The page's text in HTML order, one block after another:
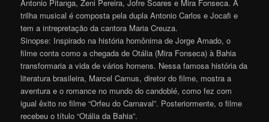
Antonio Pitanga, Zeni Pereira, Jofre Soares e Mira Fonseca. A
trilha musical é composta pela dupla Antonio Carlos e Jocafi e
tem a intrepretação da cantora Maria Creuza.
Sinopse: Inspirado na história homônima de Jorge Amado, o
filme conta como a chegada de Otália (Mira Fonseca) à Bahia
transformaria a vida de vários homens. Nessa famosa história da
literatura brasileira, Marcel Camus, diretor do filme, mostra a
aventura e o romance no mundo do candoblé, como fez com
igual êxito no filme “Orfeu do Carnaval”. Posteriormente, o filme
recebeu o título “Otália da Bahia”.